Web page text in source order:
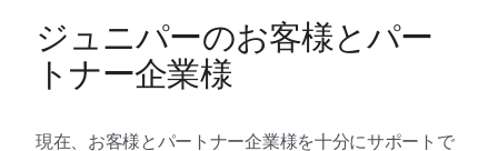
ジュニパーのお客様とパー
トナー企業様
現在、お客様とパートナー企業様を十分にサポートで